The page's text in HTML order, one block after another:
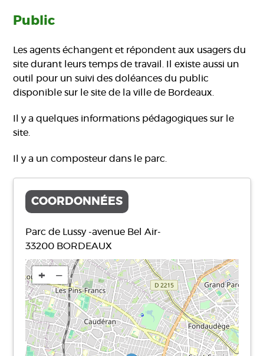
Public
Les agents échangent et répondent aux usagers du
site durant leurs temps de travail. Il existe aussi un
outil pour un suivi des doléances du public
disponible sur le site de la ville de Bordeaux.
Il y a quelques informations pédagogiques sur le
site.
Il y a un composteur dans le parc.
COORDONNÉES
Parc de Lussy -avenue Bel Air-
33200 BORDEAUX
+ −